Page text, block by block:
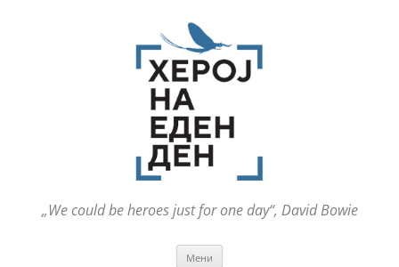
„We could be heroes just for one day“, David Bowie
Мени